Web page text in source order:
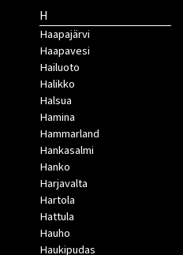
H
Haapajärvi
Haapavesi
Hailuoto
Halikko
Halsua
Hamina
Hammarland
Hankasalmi
Hanko
Harjavalta
Hartola
Hattula
Hauho
Haukipudas